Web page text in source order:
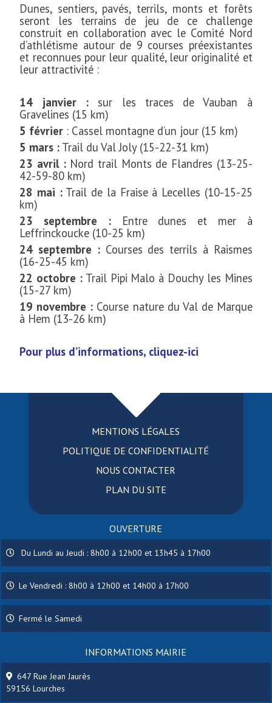
Dunes, sentiers, pavés, terrils, monts et forêts
seront les terrains de jeu de ce challenge
construit en collaboration avec le Comité Nord
d’athlétisme autour de 9 courses préexistantes
et reconnues pour leur qualité, leur originalité et
leur attractivité :
14 janvier :sur les traces de Vauban à
Gravelines (15 km)
5 février : Cassel montagne d’un jour (15 km)
5 mars : Trail du Val Joly (15-22-31 km)
23 avril :Nord trail Monts de Flandres (13-25-
42-59-80 km)
28 mai :Trail de la Fraise à Lecelles (10-15-25
km)
23 septembre :Entre dunes et mer à
Leffrinckoucke (10-25 km)
24 septembre :Courses des terrils à Raismes
(16-25-45 km)
22 octobre :Trail Pipi Malo à Douchy les Mines
(15-27 km)
19 novembre : Course nature du Val de Marque
à Hem (13-26 km)
Pour plus d’informations, cliquez-ici
MENTIONS LÉGALES
POLITIQUE DE CONFIDENTIALITÉ
NOUS CONTACTER
PLAN DU SITE
OUVERTURE
Du Lundi au Jeudi : 8h00 à 12h00 et 13h45 à 17h00
Le Vendredi : 8h00 à 12h00 et 14h00 à 17h00
Fermé le Samedi
INFORMATIONS MAIRIE
647 Rue Jean Jaurès
59156 Lourches